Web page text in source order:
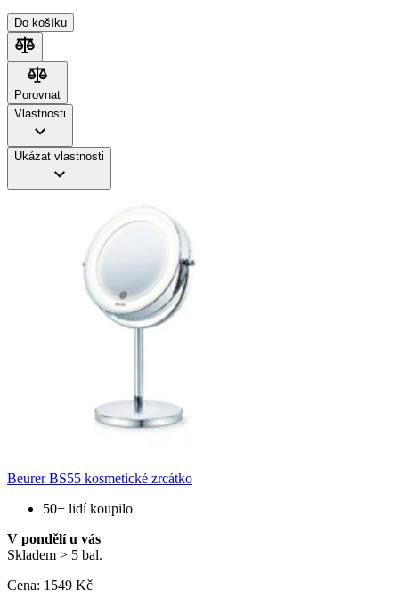
Do košíku
Porovnat
Porovnat
Vlastnosti
Ukázat vlastnosti
Beurer BS55 kosmetické zrcátko
50+ lidí koupilo
V pondělí u vás
Skladem > 5 bal.
Cena: 1549 Kč